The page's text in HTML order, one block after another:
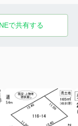
で共有する